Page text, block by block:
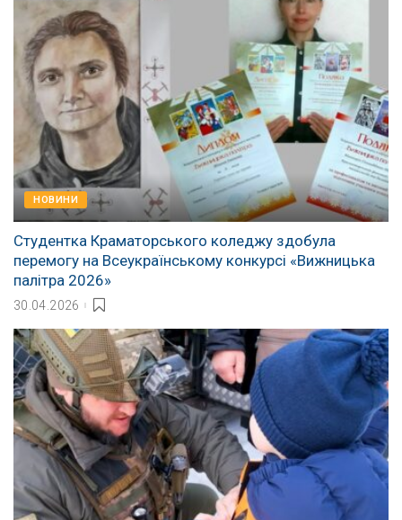
НОВИНИ
Студентка Краматорського коледжу здобула
перемогу на Всеукраїнському конкурсі «Вижницька
палітра 2026»
30.04.2026